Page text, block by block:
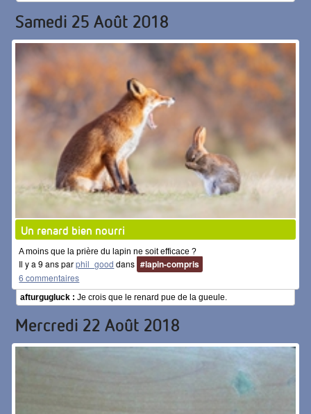
Samedi 25 Août 2018
Un renard bien nourri
A moins que la prière du lapin ne soit efficace ?
Il y a 9 ans parphil_good dans #lapin-compris
6 commentaires
afturgugluck : Je crois que le renard pue de la gueule.
Mercredi 22 Août 2018